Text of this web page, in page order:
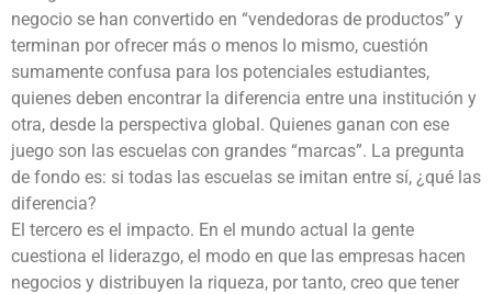
negocio se han convertido en “vendedoras de productos” y
terminan por ofrecer más o menos lo mismo, cuestión
sumamente confusa para los potenciales estudiantes,
quienes deben encontrar la diferencia entre una institución y
otra, desde la perspectiva global. Quienes ganan con ese
juego son las escuelas con grandes “marcas”. La pregunta
de fondo es: si todas las escuelas se imitan entre sí, ¿qué las
diferencia?
El tercero es el impacto. En el mundo actual la gente
cuestiona el liderazgo, el modo en que las empresas hacen
negocios y distribuyen la riqueza, por tanto, creo que tener